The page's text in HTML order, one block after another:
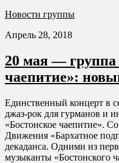
Новости группы
Апрель 28, 2018
20 мая — группа
чаепитие»:
Единственный концерт в
джаз-рок для гурманов и
«Бостонское чаепитие».
Движения «Бархатное
декаданса. Одними из
музыканты «Бостонского